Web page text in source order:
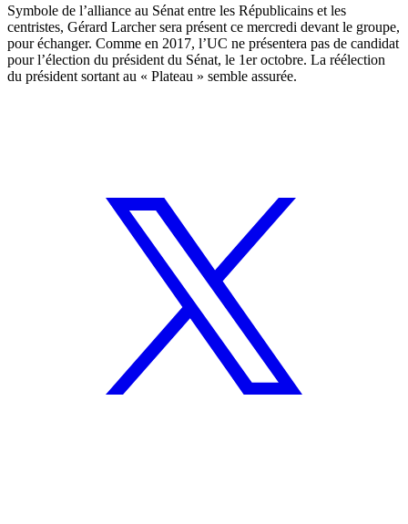
Symbole de l’alliance au Sénat entre les Républicains et les
centristes, Gérard Larcher sera présent ce mercredi devant le groupe,
pour échanger. Comme en 2017, l’UC ne présentera pas de candidat
pour l’élection du président du Sénat, le 1er octobre. La réélection
du président sortant au « Plateau » semble assurée.